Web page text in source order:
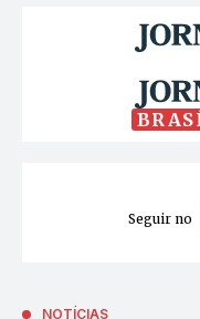
Seguir no
NOTÍCIAS